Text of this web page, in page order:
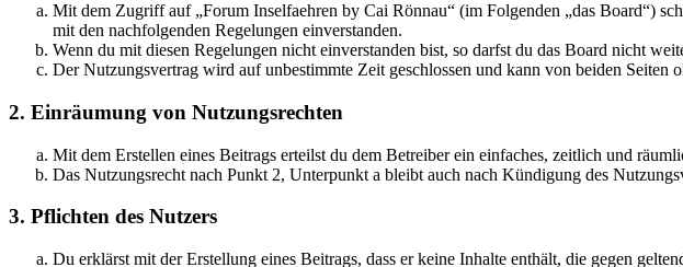
Mit dem Zugriff auf „Forum Inselfaehren by Cai Rönnau“ (im Folgenden „das Board“)
mit den nachfolgenden Regelungen einverstanden.
Wenn du mit diesen Regelungen nicht einverstanden bist, so darfst du das Board nicht
Der Nutzungsvertrag wird auf unbestimmte Zeit geschlossen und kann von beiden Seiten
2. Einräumung von Nutzungsrechten
Mit dem Erstellen eines Beitrags erteilst du dem Betreiber ein einfaches, zeitlich und
Das Nutzungsrecht nach Punkt 2, Unterpunkt a bleibt auch nach Kündigung des
3. Pflichten des Nutzers
Du erklärst mit der Erstellung eines Beitrags, dass er keine Inhalte enthält, die gegen